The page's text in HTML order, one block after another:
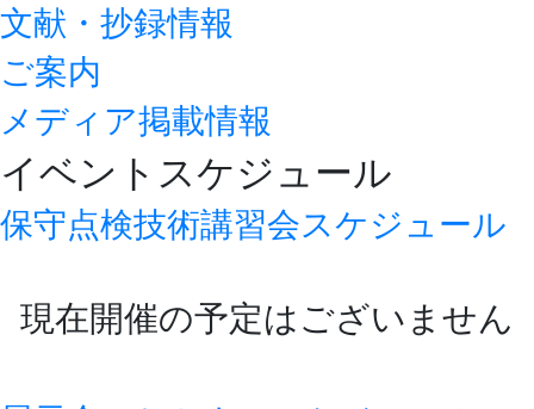
文献・抄録情報
ご案内
メディア掲載情報
イベントスケジュール
保守点検技術講習会スケジュール
現在開催の予定はございません